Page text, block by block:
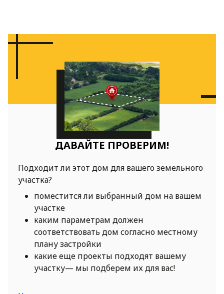
ДАВАЙТЕ ПРОВЕРИМ!
Подходит ли этот дом для вашего земельного
участка?
поместится ли выбранный дом на вашем
участке
каким параметрам должен
соответствовать дом согласно местному
плану застройки
какие еще проекты подходят вашему
участку— мы подберем их для вас!